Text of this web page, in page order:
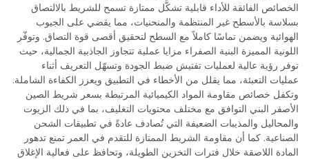
الخصائص الفائقة للأداء قابلية تشكُّل ممتازة تسمح للشريط بالالتصاق
بسلاسة بالأسطح غير المنتظمة والمنحنيات، مما يقضي على الجيوب
الهوائية ويضمن تماسًا كاملاً مع السطح لتحقيق أقصى قوة التصاق. وتوفّر
اللونية المميزة البنية الصفراء مزايا عملية تتجاوز الجاذبية الجمالية، حيث
توفر رؤية عالية لعمليات تفتيش ضبط الجودة وتسهّل التعريف أثناء
عمليات التعبئة، مما يقلل من الأخطاء في التطبيق ويعزز الكفاءة الشاملة.
وتكفل خصائص مقاومة المواد الكيميائية المرتبطة بسعر شريط الصين
الأصفر البني التوافق مع مختلف محتويات التغليف، بما في ذلك الزيوت
والمحاليل والمذيبات الضعيفة التي تُصادف عادةً في تطبيقات الشحن
الصناعية. كما أن مقاومة الشريط الممتازة للتقدم في العمر تمنع تدهور
المادة اللاصقة خلال فترات التخزين الطويلة، وتحافظ على فعالية الإغلاق